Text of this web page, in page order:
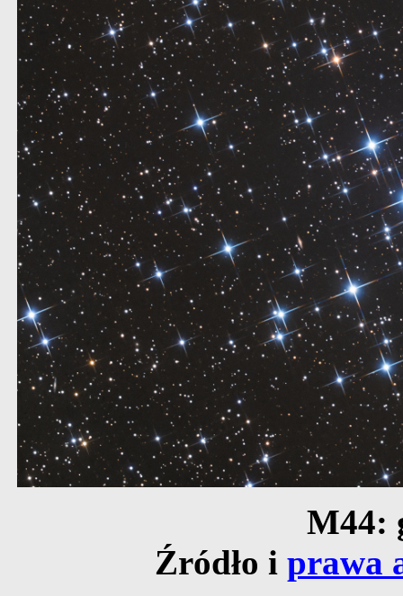
M44:
Źródło i prawa